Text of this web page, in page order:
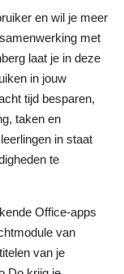
en wil je meer
met
laat je in deze
in jouw
tijd besparen,
taken en
in staat
te
Office-apps
van
van je